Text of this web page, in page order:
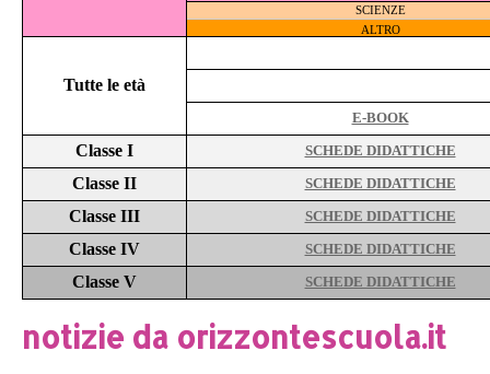
SCIENZE
ALTRO
Tutte le età
E-BOOK
Classe I SCHEDE DIDATTICHE
Classe II SCHEDE DIDATTICHE
Classe III SCHEDE DIDATTICHE
Classe IV SCHEDE DIDATTICHE
Classe V SCHEDE DIDATTICHE
notizie da orizzontescuola.it